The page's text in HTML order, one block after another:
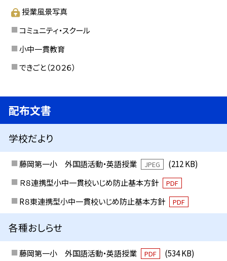
授業風景写真
コミュニティ・スクール
小中一貫教育
できごと（２０２６）
配布文書
学校だより
藤岡第一小 外国語活動・英語授業 JPEG
(212 KB)
Ｒ８連携型小中一貫校いじめ防止基本方針
PDF
R８東連携型小中一貫校いじめ防止基本方針 PDF
各種おしらせ
藤岡第一小 外国語活動・英語授業 PDF
(534 KB)